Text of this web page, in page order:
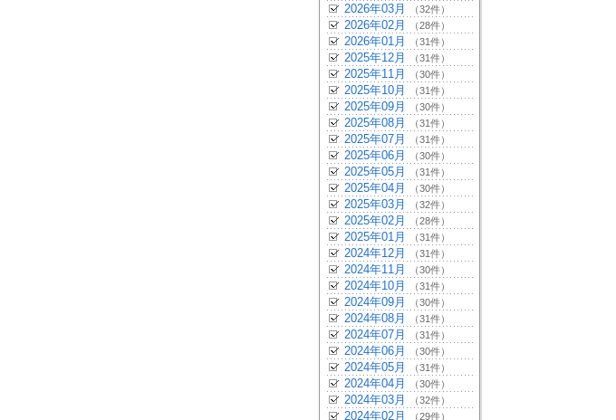
2026年03月 （32件）
2026年02月 （28件）
2026年01月 （31件）
2025年12月 （31件）
2025年11月 （30件）
2025年10月 （31件）
2025年09月 （30件）
2025年08月 （31件）
2025年07月 （31件）
2025年06月 （30件）
2025年05月 （31件）
2025年04月 （30件）
2025年03月 （32件）
2025年02月 （28件）
2025年01月 （31件）
2024年12月 （31件）
2024年11月 （30件）
2024年10月 （31件）
2024年09月 （30件）
2024年08月 （31件）
2024年07月 （31件）
2024年06月 （30件）
2024年05月 （31件）
2024年04月 （30件）
2024年03月 （32件）
2024年02月 （29件）